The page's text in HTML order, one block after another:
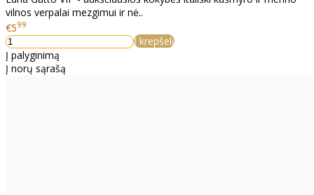
vilnos verpalai mezgimui ir nė..
€599
Į krepšelį
Į palyginimą
Į norų sąrašą